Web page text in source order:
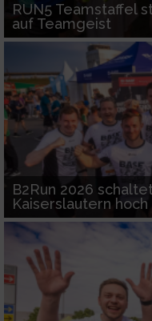
RUN5 Teamstaffel
auf Teamgeist
B2Run 2026
Kaiserslautern hoch